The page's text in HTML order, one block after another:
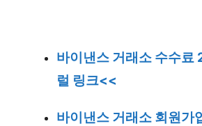
바이낸스 거래소 수수료
럴 링크<<
바이낸스 거래소 회원가